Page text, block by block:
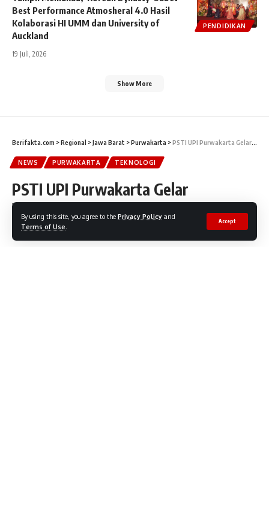
By using this site, you agree to the Privacy Policy and
Terms of Use
Accept
PENDIDIKAN
Best Performance Atmosheral 4.0 Hasil
Kolaborasi HI UMM dan University of
Auckland
19 Juli, 2026
Show More
Berifakta.com >Regional >Jawa Barat >Purwakarta >PSTI UPI Purwakarta Gelar Workshop Microlearning untuk Guru PAUD hingga SMK
NEWS PURWAKARTA TEKNOLOGI
PSTI UPI Purwakarta Gelar
Workshop Microlearning untuk Guru
PAUD hingga SMK